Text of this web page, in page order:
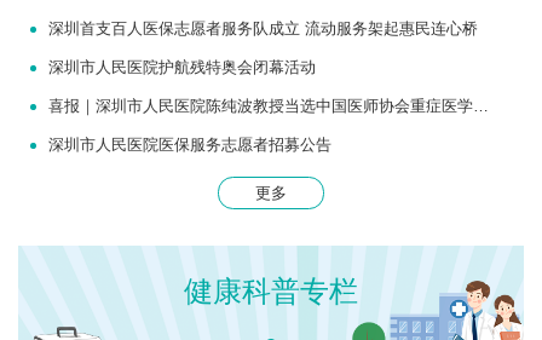
深圳首支百人医保志愿者服务队成立 流动服务架起惠民连心桥
深圳市人民医院护航残特奥会闭幕活动
喜报｜深圳市人民医院陈纯波教授当选中国医师协会重症医学医师分会常务委员
深圳市人民医院医保服务志愿者招募公告
更多
健康科普专栏